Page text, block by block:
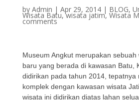
by Admin | Apr 29, 2014| BLOG,
Wisata Batu,wisata jatim, Wisata
comments
Museum Angkut merupakan sebuah
baru yang berada di kawasan Batu,
didirikan pada tahun 2014, tepatnya
komplek dengan kawasan wisata
wisata ini didirikan diatas lahan